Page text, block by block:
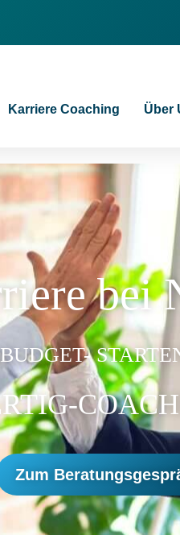
Karriere Coaching Über
bei
Zum